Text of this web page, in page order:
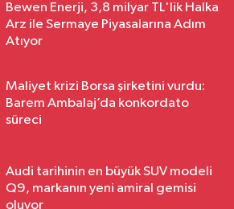
Bewen Enerji, 3,8 milyar TL'lik Halka
Arz ile Sermaye Piyasalarına Adım
Atıyor
Maliyet krizi Borsa şirketini vurdu:
Barem Ambalaj’da konkordato
süreci
Audi tarihinin en büyük SUV modeli
Q9, markanın yeni amiral gemisi
oluyor